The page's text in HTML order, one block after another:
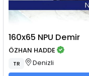
160x65 NPU Demir
ÖZHAN HADDE
TR Denizli